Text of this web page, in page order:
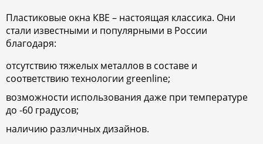
Пластиковые окна КВЕ – настоящая классика. Они
стали известными и популярными в России
благодаря:
отсутствию тяжелых металлов в составе и
соответствию технологии greenline;
возможности использования даже при температуре
до -60 градусов;
наличию различных дизайнов.